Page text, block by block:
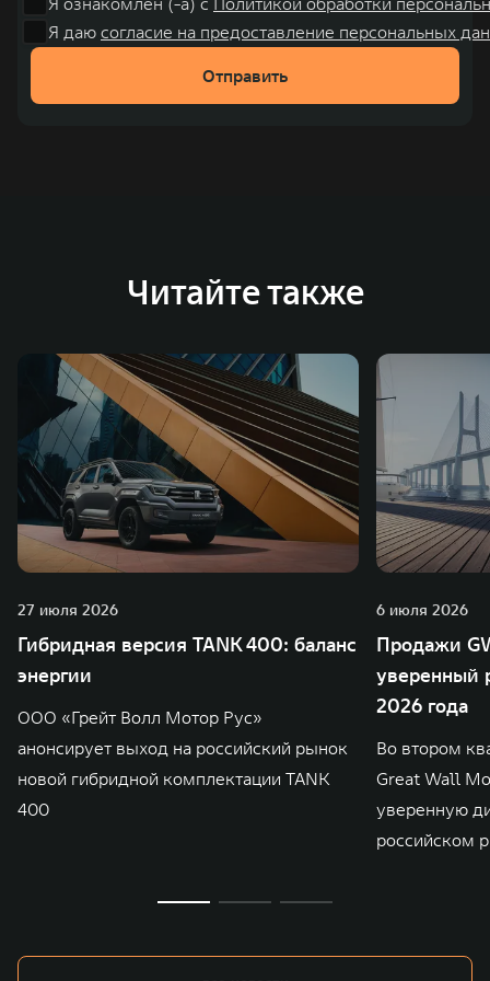
также 5 предприятий по сборке автомобилей.
Я даю согласие на предоставление персональных
Отправить
Читайте также
27 июля 2026
Гибридная версия TANK 400: баланс
энергии
ООО «Грейт Волл Мотор Рус»
анонсирует выход на российский рынок
новой гибридной комплектации TANK
400
6 июля 2026
Продажи
уверенный
2026 года
Во втором
Great Wall
уверенную
российском